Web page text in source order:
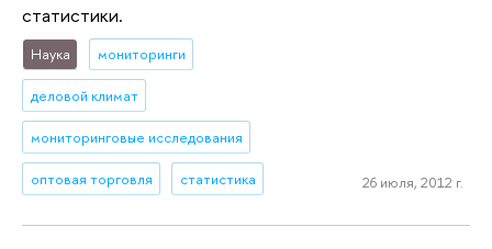
статистики.
Наука мониторинги
деловой климат
мониторинговые исследования
оптовая торговля статистика 26 июля, 2012 г.